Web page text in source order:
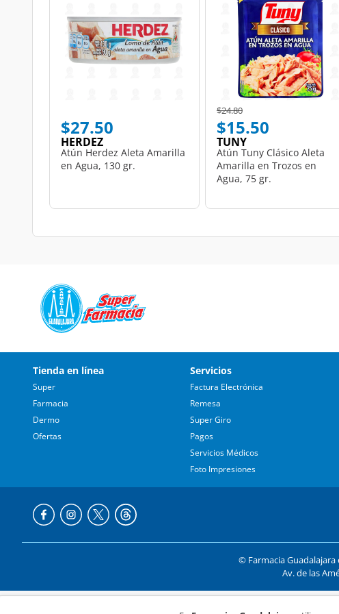
$27.50
HERDEZ
Atún Herdez Aleta Amarilla
en Agua, 130 gr.
Price reduced from
$24.80to
$15.50
TUNY
Atún Tuny Clásico Aleta
Amarilla en Trozos en
Agua, 75 gr.
Tienda en línea
Super
Farmacia
Dermo
Ofertas
Servicios
Factura Electrónica
Remesa
Super Giro
Pagos
Servicios Médicos
Foto Impresiones
© Farmacia Guadalajara
Av. de las
Formas de pago y